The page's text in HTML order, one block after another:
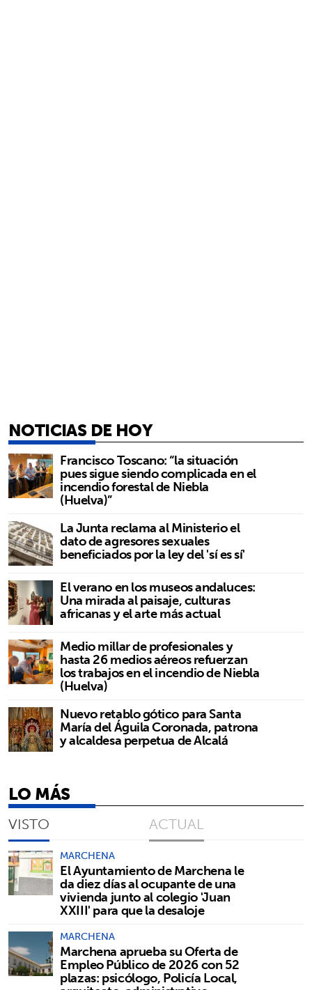
NOTICIAS DE HOY
Francisco Toscano: “la situación
pues sigue siendo complicada en el
incendio forestal de Niebla
(Huelva)”
La Junta reclama al Ministerio el
dato de agresores sexuales
beneficiados por la ley del 'sí es sí'
El verano en los museos andaluces:
Una mirada al paisaje, culturas
africanas y el arte más actual
Medio millar de profesionales y
hasta 26 medios aéreos refuerzan
los trabajos en el incendio de Niebla
(Huelva)
Nuevo retablo gótico para Santa
María del Águila Coronada, patrona
y alcaldesa perpetua de Alcalá
LO MÁS
VISTO ACTUAL
MARCHENA
El Ayuntamiento de Marchena le
da diez días al ocupante de una
vivienda junto al colegio 'Juan
XXIII' para que la desaloje
MARCHENA
Marchena aprueba su Oferta de
Empleo Público de 2026 con 52
plazas: psicólogo, Policía Local,